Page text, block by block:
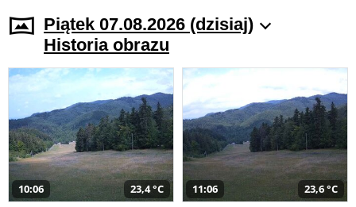
Piątek 07.08.2026 (dzisiaj)
Historia obrazu
10:06 23,4 °C 11:06 23,6 °C